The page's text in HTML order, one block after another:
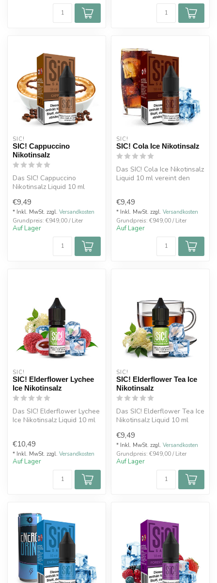
SIC!
SIC! Cappuccino
Nikotinsalz
Das SIC! Cappuccino
Nikotinsalz Liquid 10 ml
Geschmack e...
€9,49
* Inkl. MwSt. zzgl. Versandkosten
Grundpreis: €949,00 / Liter
Auf Lager
SIC!
SIC! Cola Ice Nikotinsalz
Das SIC! Cola Ice Nikotinsalz
Liquid 10 ml vereint den
€9,49
* Inkl. MwSt. zzgl. Versandkosten
Grundpreis: €949,00 / Liter
Auf Lager
SIC!
SIC! Elderflower Lychee
Ice Nikotinsalz
Das SIC! Elderflower Lychee
Ice Nikotinsalz Liquid 10 ml
€10,49
* Inkl. MwSt. zzgl. Versandkosten
Auf Lager
SIC!
SIC! Elderflower Tea Ice
Nikotinsalz
Das SIC! Elderflower Tea Ice
Nikotinsalz Liquid 10 ml
Geschma...
€9,49
* Inkl. MwSt. zzgl. Versandkosten
Grundpreis: €949,00 / Liter
Auf Lager